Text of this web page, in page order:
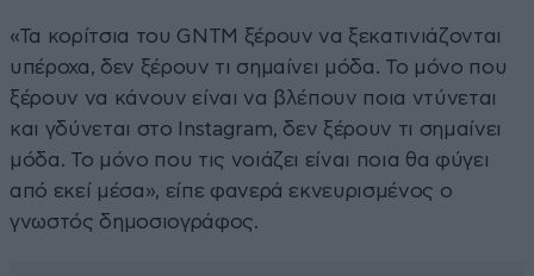
«Τα κορίτσια του GNTM ξέρουν να ξεκατινιάζονται
υπέροχα, δεν ξέρουν τι σημαίνει μόδα. Το μόνο που
ξέρουν να κάνουν είναι να βλέπουν ποια ντύνεται
και γδύνεται στο Instagram, δεν ξέρουν τι σημαίνει
μόδα. Το μόνο που τις νοιάζει είναι ποια θα φύγει
από εκεί μέσα», είπε φανερά εκνευρισμένος ο
γνωστός δημοσιογράφος.